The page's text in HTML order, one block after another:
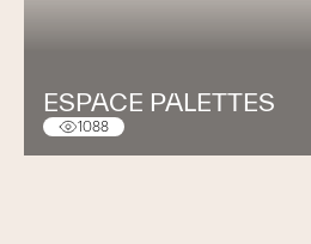
ESPACE PALETTES
1088